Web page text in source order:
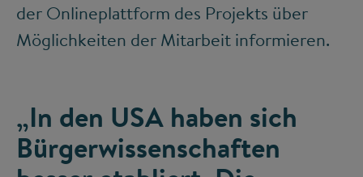
der Onlineplattform des Projekts über
Möglichkeiten der Mitarbeit informieren.
„In den USA haben sich
Bürgerwissenschaften